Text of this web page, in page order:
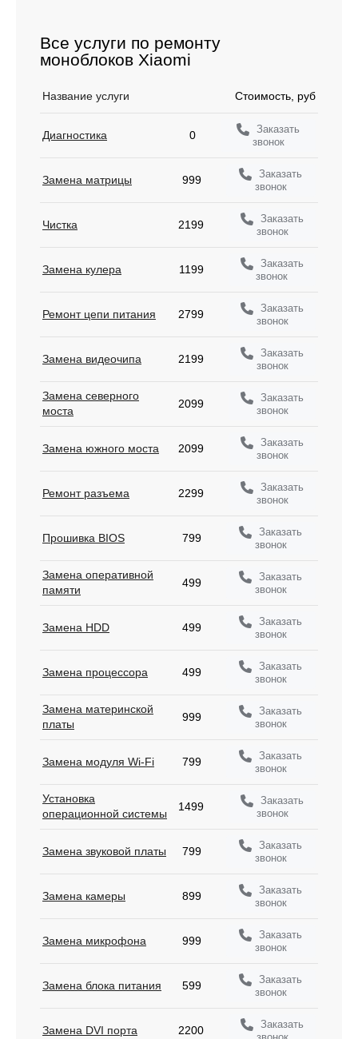
Все услуги по ремонту
моноблоков Xiaomi
Название услуги Стоимость, руб
Диагностика 0
Заказать
звонок
Замена матрицы 999
Заказать
звонок
Чистка 2199
Заказать
звонок
Замена кулера 1199
Заказать
звонок
Ремонт цепи питания 2799
Заказать
звонок
Замена видеочипа 2199
Заказать
звонок
Замена северного
моста
2099
Заказать
звонок
Замена южного моста 2099
Заказать
звонок
Ремонт разъема 2299
Заказать
звонок
Прошивка BIOS 799
Заказать
звонок
Замена оперативной
памяти
499
Заказать
звонок
Замена HDD 499
Заказать
звонок
Замена процессора 499
Заказать
звонок
Замена материнской
платы
999
Заказать
звонок
Замена модуля Wi-Fi 799
Заказать
звонок
Установка
операционной системы
1499
Заказать
звонок
Замена звуковой платы 799
Заказать
звонок
Замена камеры 899
Заказать
звонок
Замена микрофона 999
Заказать
звонок
Замена блока питания 599
Заказать
звонок
Замена DVI порта 2200
Заказать
звонок